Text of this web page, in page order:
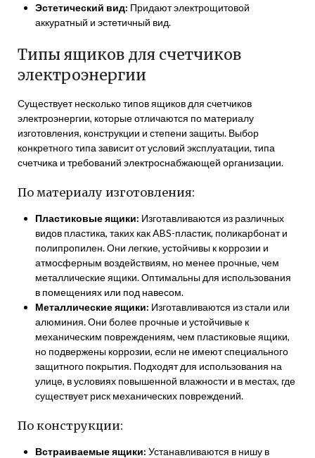
Эстетический вид: Придают электрощитовой
аккуратный и эстетичный вид.
Типы ящиков для счетчиков
электроэнергии
Существует несколько типов ящиков для счетчиков
электроэнергии, которые отличаются по материалу
изготовления, конструкции и степени защиты. Выбор
конкретного типа зависит от условий эксплуатации, типа
счетчика и требований электроснабжающей организации.
По материалу изготовления:
Пластиковые ящики: Изготавливаются из различных
видов пластика, таких как ABS-пластик, поликарбонат и
полипропилен. Они легкие, устойчивы к коррозии и
атмосферным воздействиям, но менее прочные, чем
металлические ящики. Оптимальны для использования
в помещениях или под навесом.
Металлические ящики: Изготавливаются из стали или
алюминия. Они более прочные и устойчивые к
механическим повреждениям, чем пластиковые ящики,
но подвержены коррозии, если не имеют специального
защитного покрытия. Подходят для использования на
улице, в условиях повышенной влажности и в местах, где
существует риск механических повреждений.
По конструкции:
Встраиваемые ящики: Устанавливаются в нишу в